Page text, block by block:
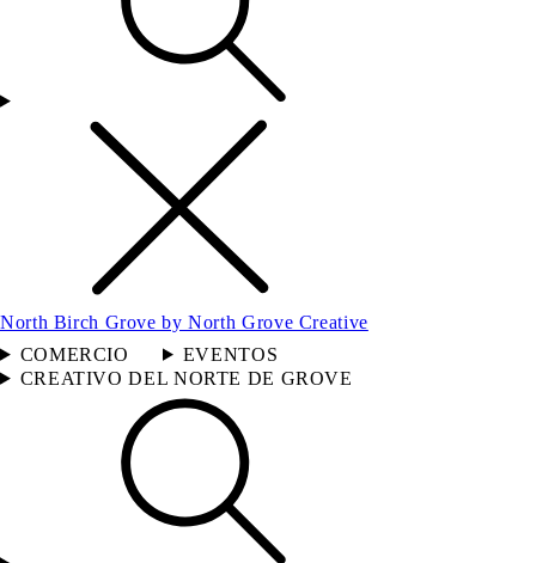
North Birch Grove by North Grove Creative
COMERCIO
EVENTOS
CREATIVO DEL NORTE DE GROVE